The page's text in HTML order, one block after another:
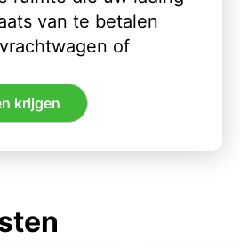
van te betalen
of
krijgen